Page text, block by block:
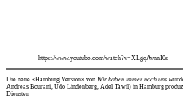
https://www.youtube.com/watch?v=XLgqAvnnI0s
Die neue «Hamburg Version» von Wir haben immer noch uns
Andreas Bourani, Udo Lindenberg, Adel Tawil) in Hamburg
Diensten